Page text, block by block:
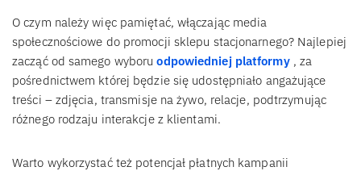
O czym należy więc pamiętać, włączając media
społecznościowe do promocji sklepu stacjonarnego? Najlepiej
zacząć od samego wyboruodpowiedniej platformy , za
pośrednictwem której będzie się udostępniało angażujące
treści – zdjęcia, transmisje na żywo, relacje, podtrzymując
różnego rodzaju interakcje z klientami.
Warto wykorzystać też potencjał płatnych kampanii